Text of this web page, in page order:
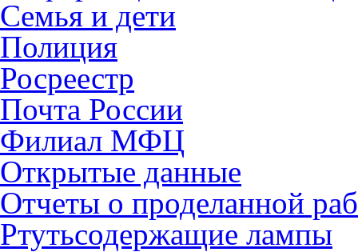
Семья и дети
Полиция
Росреестр
Почта России
Филиал МФЦ
Открытые данные
Отчеты о проделанной
Ртутьсодержащие лампы